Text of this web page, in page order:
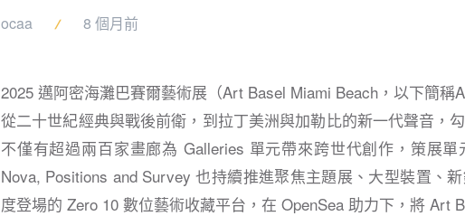
ocaa 8 個月前
2025 邁阿密海灘巴賽爾藝術展（Art Basel Miami Beach，以下簡稱
從二十世紀經典與戰後前衛，到拉丁美洲與加勒比的新一代聲音，
不僅有超過兩百家畫廊為 Galleries 單元帶來跨世代創作，策展單
Nova, Positions and Survey 也持續推進聚焦主題展、大型裝置、
度登場的 Zero 10 數位藝術收藏平台，在 OpenSea 助力下，將 Art